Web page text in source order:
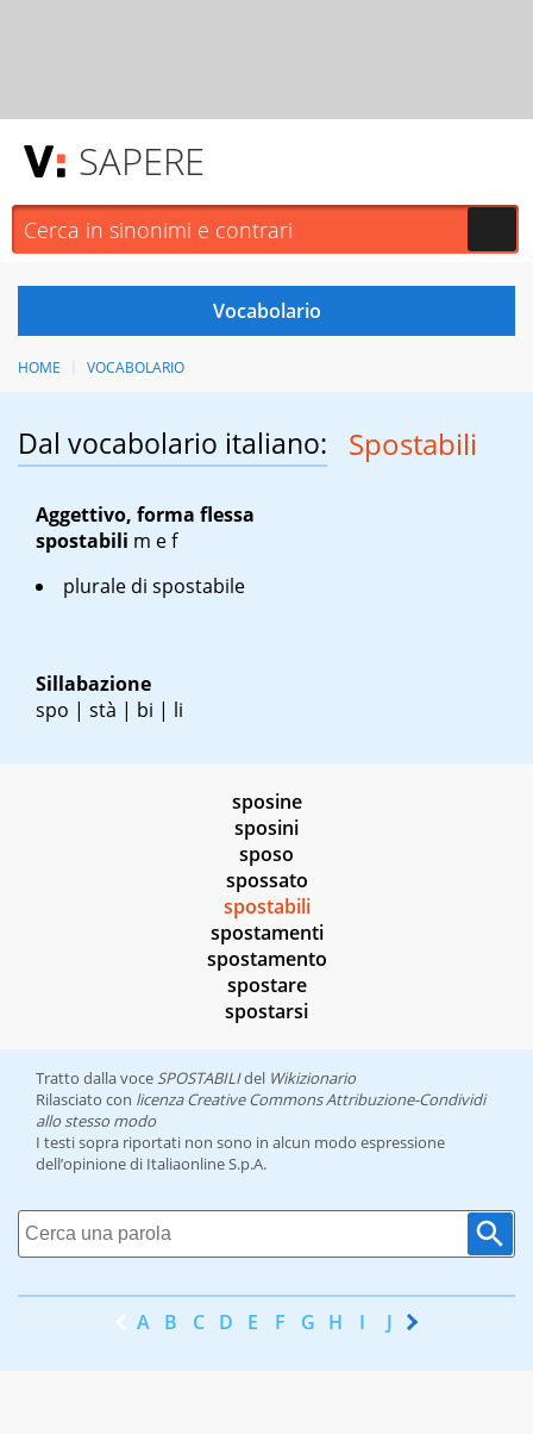
SAPERE
HOME VOCABOLARIO
Dal vocabolario italiano: Spostabili
Aggettivo, forma flessa
spostabili m ef
plurale di spostabile
Sillabazione
spo | stà | bi | li
sposine
sposini
sposo
spossato
spostabili
spostamenti
spostamento
spostare
spostarsi
Tratto dalla voce SPOSTABILIdel Wikizionario
Rilasciato con licenza Creative Commons Attribuzione-Condividi
allo stesso modo
I testi sopra riportati non sono in alcun modo espressione
dell’opinione di Italiaonline S.p.A.
A B C D E F G H I J K